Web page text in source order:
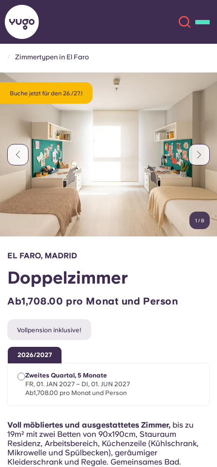
Standorte
Konto Sprache
Chinese
Español
Italian
Portuguese
Wähle ein Land aus
Anmelden
English (US)
Chinese Español
Italian French
Portuguese
Zimmertypen in El Faro
Buche jetzt für den 26./27.!
1 /8
EL FARO, MADRID
Doppelzimmer
Ab1,708.00 pro Monat und Person
Vollpension inklusive!
2026/2027
Zweites Quartal, 5 Monate
FR, 01. JAN 2027 – DI, 01. JUN 2027
Ab1,708.00 pro Monat und Person
Voll möbliertes und ausgestattetes Zimmer, bis zu
19m² mit zwei Betten von 90x190cm, Stauraum
Residenz, Arbeitsbereich, Küchenzeile (Kühlschrank,
Mikrowelle und Spülbecken), geräumiger
Kleiderschrank und Regale. Gemeinsames Bad.